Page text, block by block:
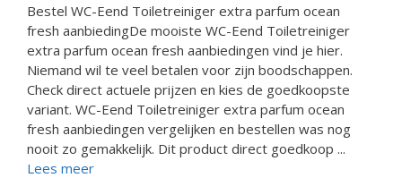
Bestel WC-Eend Toiletreiniger extra parfum ocean
fresh aanbiedingDe mooiste WC-Eend Toiletreiniger
extra parfum ocean fresh aanbiedingen vind je hier.
Niemand wil te veel betalen voor zijn boodschappen.
Check direct actuele prijzen en kies de goedkoopste
variant. WC-Eend Toiletreiniger extra parfum ocean
fresh aanbiedingen vergelijken en bestellen was nog
nooit zo gemakkelijk. Dit product direct goedkoop ...
Lees meer